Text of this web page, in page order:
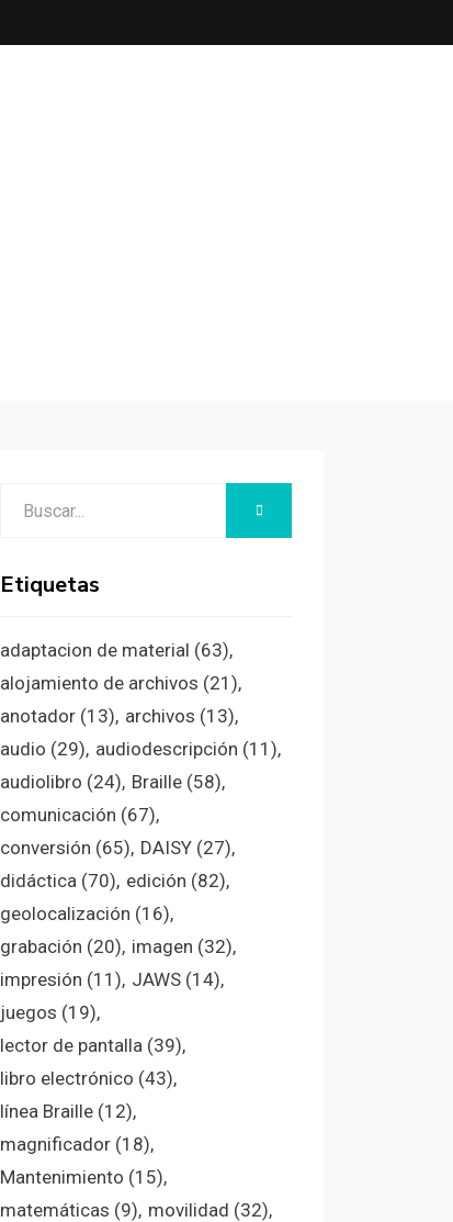
BUSCAR
Etiquetas
adaptacion de material (63)
alojamiento de archivos (21)
anotador(13) archivos (13)
audio (29) audiodescripción (11)
audiolibro (24) Braille(58)
comunicación (67)
conversión (65) DAISY(27)
didáctica(70) edición (82)
geolocalización (16)
grabación (20) imagen (32)
impresión (11) JAWS(14)
juegos (19)
lector de pantalla(39)
libro electrónico (43)
línea Braille(12)
magnificador(18)
Mantenimiento (15)
matemáticas (9) movilidad (32)